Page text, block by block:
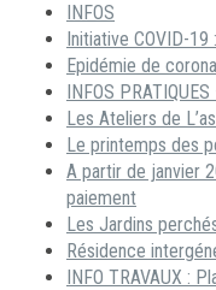
INFOS
Initiative COVID-
Epidémie de
INFOS
Les Ateliers de
Le printemps des
A partir de janvier
paiement
Les Jardins
Résidence
INFO TRAVAUX :